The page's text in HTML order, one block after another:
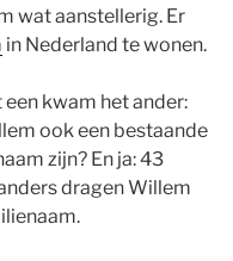
wat aanstellerig. Er
in Nederland te wonen.
een kwam het ander:
ook een bestaande
zijn? En ja: 43
dragen Willem